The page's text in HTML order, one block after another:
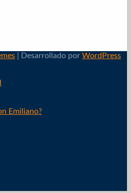
| Desarrollado por WordPress
Emiliano?